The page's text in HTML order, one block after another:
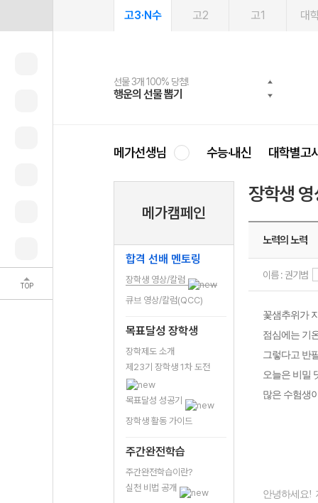
TOP
고3·N수 고2 고1 대
선물 3개 100% 당첨!
행운의 선물 뽑기
선물 100% 증정!
메가스터디 X 올리브
2027 러셀 단과
강사 공개선발
스마트러닝앱
설문 EVENT
메가패스
3일 무료 체험권
메가패스 수강생 무료혜택!
메가클럽 멤버십
사회공헌 캠페인
희망이룸 메가나눔
메가선생님 수능·내신 대학별고
메가캠페인
합격 선배 멘토링
장학생 영상/칼럼
큐브 영상/칼럼(QCC)
목표달성 장학생
장학제도 소개
제23기 장학생 1차 도전
목표달성 성공기
장학생 활동 가이드
주간완전학습
주간완전학습이란?
실천 비법 공개
장학생
노력의 노력
이름 : 권기범
꽃샘추위가
점심에는 기
그렇다고 반
오늘은 비밀
많은 수험생
안녕하세요!